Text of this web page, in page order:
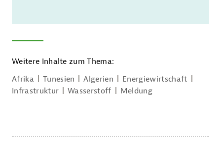
Weitere Inhalte zum Thema:
Afrika
Tunesien Algerien
Energiewirtschaft
Infrastruktur
Wasserstoff Meldung